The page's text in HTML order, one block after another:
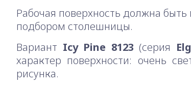
Рабочая поверхность должна
подбором столешницы.
Вариант Icy Pine 8123 (серия
характер поверхности: очень
рисунка.